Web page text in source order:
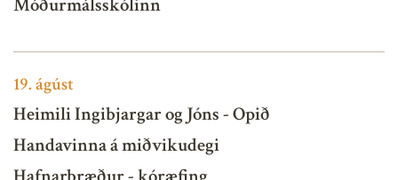
Móðurmálsskólinn
19.ágúst
Heimili Ingibjargar og Jóns - Opið
Handavinna á miðvikudegi